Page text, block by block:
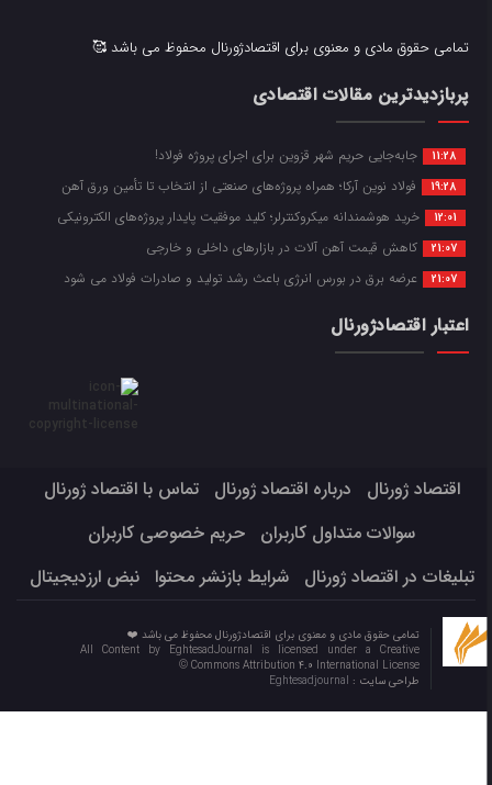
تمامی حقوق مادی و معنوی برای اقتصادژورنال محفوظ می باشد 🥰
پربازدیدترین مقالات اقتصادی
11:28 جابه‌جایی حریم شهر قزوین برای اجرای پروژه فولاد!
19:28 فولاد نوین آرکا؛ همراه پروژه‌های صنعتی از انتخاب تا تأمین ورق آهن
12:01 خرید هوشمندانه میکروکنترلر؛ کلید موفقیت پایدار پروژه‌های الکترونیکی
21:07 کاهش قیمت آهن آلات در بازارهای داخلی و خارجی
21:07 عرضه برق در بورس انرژی باعث رشد تولید و صادرات فولاد می شود
اعتبار اقتصادژورنال
اقتصاد ژورنال درباره اقتصاد ژورنال
تماس با اقتصاد ژورنال
سوالات متداول کاربران
حریم خصوصی کاربران
تبلیغات در اقتصاد ژورنال
شرایط بازنشر محتوا نبض ارزدیجیتال
تمامی حقوق مادی و معنوی برای اقتصادژورنال محفوظ می باشد ❤️
All Content by EghtesadJournal is licensed under a Creative
Commons Attribution 4.0 International License ©️
طراحی سایت :